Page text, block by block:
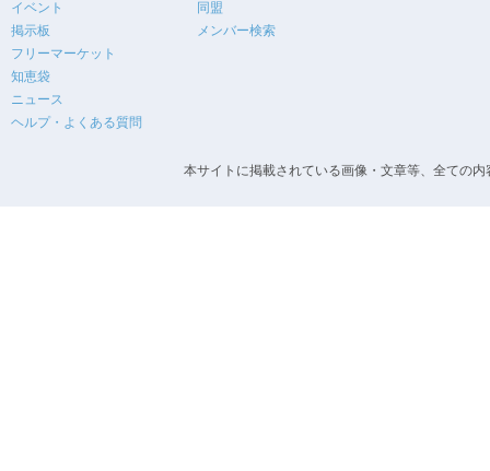
イベント
掲示板
フリーマーケット
知恵袋
ニュース
ヘルプ・よくある質問
同盟
メンバー検索
本サイトに掲載されている画像・文章等、全ての